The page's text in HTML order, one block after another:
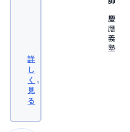
慶
應
義
塾
大
詳
し
く
見
る